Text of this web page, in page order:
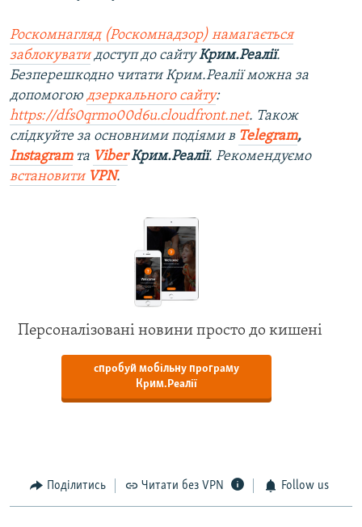
Роскомнагляд (Роскомнадзор) намагається
заблокуватидоступ до сайтуКрим.Реалії.
Безперешкодно читати Крим.Реалії можна за
допомогою дзеркального сайту:
https://dfs0qrmo00d6u.cloudfront.net. Також
слідкуйте за основними подіями в Telegram,
Instagramта ViberКрим.Реалії. Рекомендуємо
встановити VPN.
Персоналізовані новини просто до кишені
спробуй мобільну програму
Крим.Реалії
Поділитись Читати без VPN Follow us